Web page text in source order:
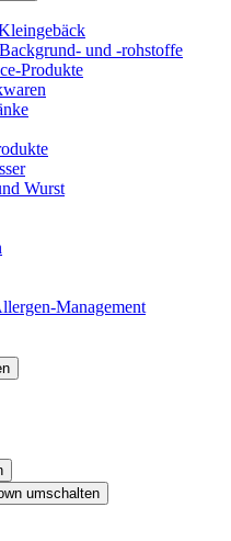
und -rohstoffe
Produkte
Wurst
Management
umschalten